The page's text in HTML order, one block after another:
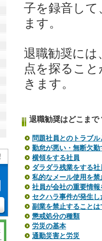
子を録音し
ます。
退職勧奨には
点を探るこ
きます。
退職勧奨はどこまで
問題社員とのトラブ
勤怠が悪い・無断欠勤
横領をする社員
ダラダラ残業をする社
私的なメール使用を
社員が会社の重要情報
セクハラ事件が発生し
副業を禁止することは
懲戒処分の種類
労災の基本
通勤災害と労災